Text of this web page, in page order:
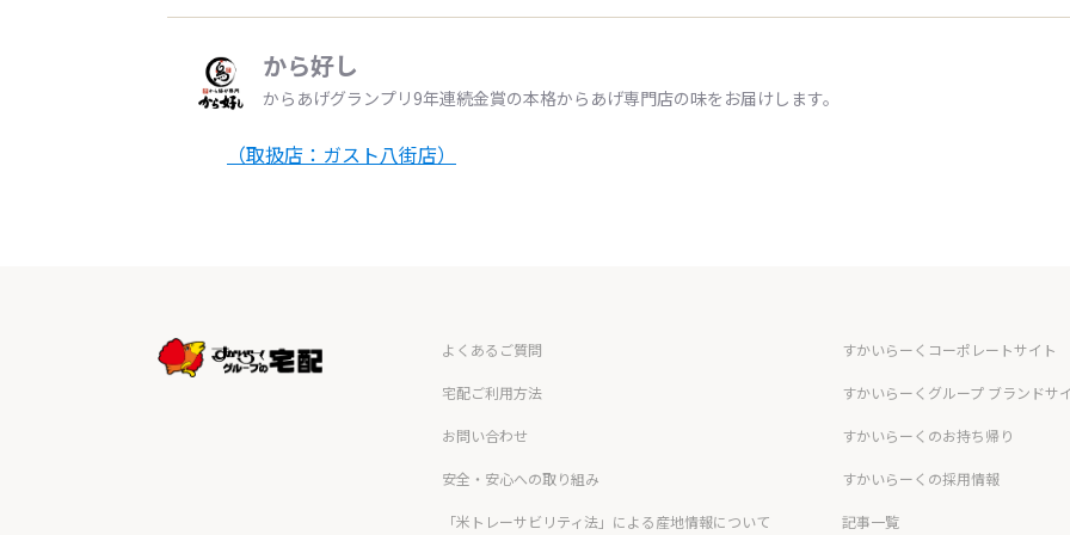
から好し
からあげグランプリ9年連続金賞の本格からあげ専門店の味をお届けします。
（取扱店：ガスト八街店）
よくあるご質問
宅配ご利用方法
お問い合わせ
安全・安心への取り組み
「米トレーサビリティ法」による産地情報について
すかいらーくコーポレートサイト
すかいらーくグループ ブランドサ
すかいらーくのお持ち帰り
すかいらーくの採用情報
記事一覧